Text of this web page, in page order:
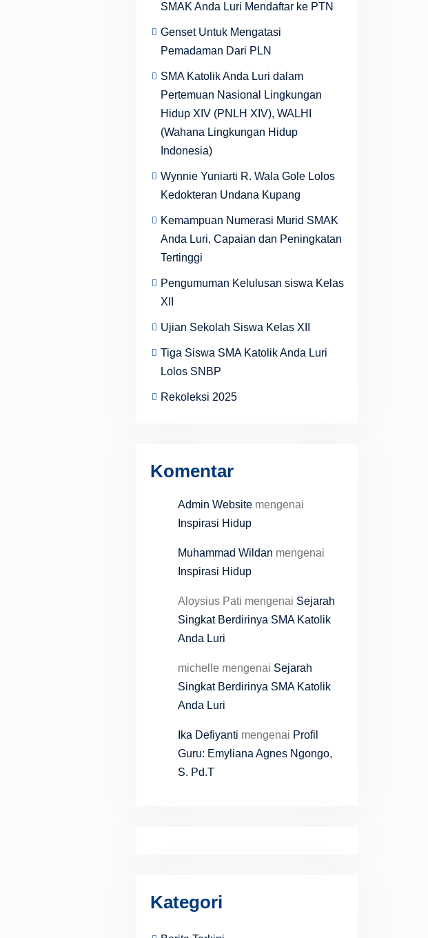
SMAK Anda Luri Mendaftar ke PTN
Genset Untuk Mengatasi
Pemadaman Dari PLN
SMA Katolik Anda Luri dalam
Pertemuan Nasional Lingkungan
Hidup XIV (PNLH XIV), WALHI
(Wahana Lingkungan Hidup
Indonesia)
Wynnie Yuniarti R. Wala Gole Lolos
Kedokteran Undana Kupang
Kemampuan Numerasi Murid SMAK
Anda Luri, Capaian dan Peningkatan
Tertinggi
Pengumuman Kelulusan siswa Kelas
XII
Ujian Sekolah Siswa Kelas XII
Tiga Siswa SMA Katolik Anda Luri
Lolos SNBP
Rekoleksi 2025
Komentar
Admin Website mengenai
Inspirasi Hidup
Muhammad Wildan mengenai
Inspirasi Hidup
Aloysius Pati mengenai Sejarah
Singkat Berdirinya SMA Katolik
Anda Luri
michelle mengenai Sejarah
Singkat Berdirinya SMA Katolik
Anda Luri
Ika Defiyanti mengenai Profil
Guru: Emyliana Agnes Ngongo,
S. Pd.T
Kategori